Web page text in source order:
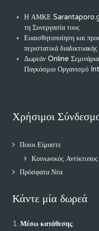
Η ΑΜΚΕ Sarantaporo.gr
τη Συνεργασία τους
Ευαισθητοποίηση και
περιστατικά
Δωρεάν Online Σεμινάρια
Παγκόσμιο Οργανισμό
Χρήσιμοι
Ποιοι Είμαστε
Κοινωνικός Αντίκτυπος
Πρόσφατα Νέα
Κάντε μία δωρεά
Μέσω κατάθεσης: